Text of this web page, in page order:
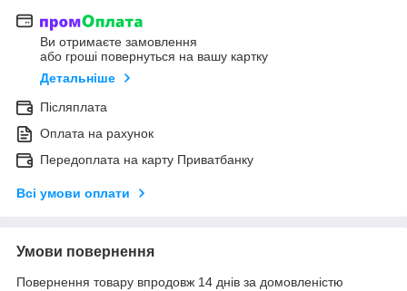
Ви отримаєте замовлення
або гроші повернуться на вашу картку
Детальніше
Післяплата
Оплата на рахунок
Передоплата на карту Приватбанку
Всі умови оплати
Умови повернення
Повернення товару впродовж 14 днів за домовленістю